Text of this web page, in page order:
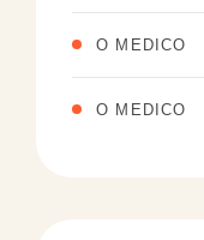
O MEDICO
O MEDICO